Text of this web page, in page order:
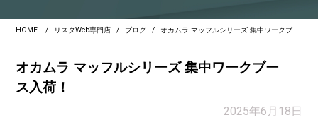
HOME リスタWeb専門店 ブログ オカムラ マッフルシリーズ 集中ワークブース入荷！
オカムラ マッフルシリーズ 集中ワークブー
ス入荷！
2025年6月18日